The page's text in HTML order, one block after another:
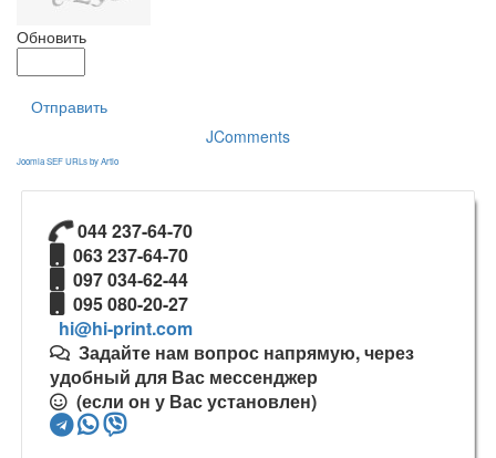
Обновить
Отправить
JComments
Joomla SEF URLs by Artio
044 237-64-70
063 237-64-70
097 034-62-44
095 080-20-27
Задайте нам вопрос напрямую, через
удобный для Вас мессенджер
(если он у Вас установлен)